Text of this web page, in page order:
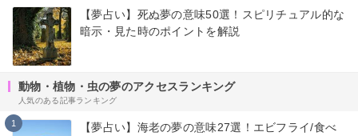
【夢占い】死ぬ夢の意味50選！スピリチュアル的な
暗示・見た時のポイントを解説
動物・植物・虫の夢のアクセスランキング
人気のある記事ランキング
1
【夢占い】海老の夢の意味27選！エビフライ/食べ